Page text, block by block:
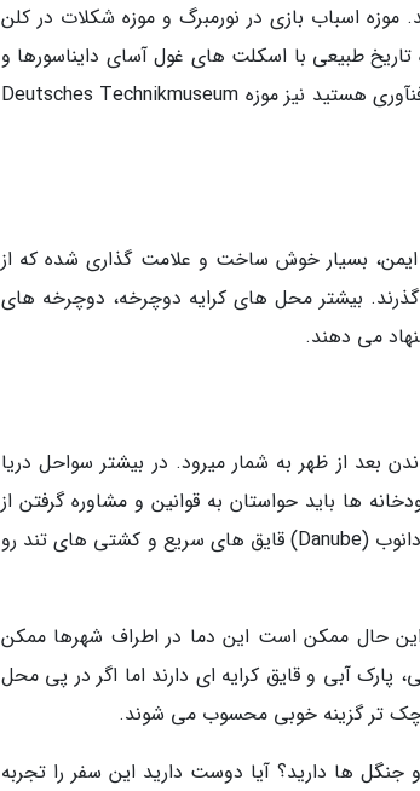
اسباب بازی در نورمبرگ و موزه شکلات در کلن
طبیعی با اسکلت های غول آسای دایناسورها و
خرس های قطبی تاکسیدرمی شده اش به ندرت رقیبی دارد. اگر در پی فنآوری هستید نیز موزه Deutsches Technikmuseum
بسیار خوش ساخت و علامت گذاری شده که از
بیشتر محل های کرایه دوچرخه، دوچرخه های
می دهند.
بعد از ظهر به شمار میرود. در بیشتر سواحل دریا
ها باید حواستان به قوانین و مشاوره گرفتن از
محلی ها باشد چرا که در مکان هایی مثل رینه (Rhine)، البه (Elbe) و دانوب (Danube) قایق های سریع و کشتی های تند رو
سانتی گراد می رسد با این حال ممکن است این دما در اطراف شهرها ممکن
آبی و قایق کرایه ای دارند اما اگر در پی محل
تر گزینه خوبی محسوب می شوند.
جنگل ها دارید؟ آیا دوست دارید این سفر را تجربه